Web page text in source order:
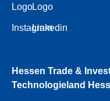
Logo
Instagram
Logo
Linkedin
Hessen Trade &
Technologieland